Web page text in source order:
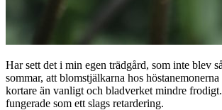
Har sett det i min egen trädgård, som inte blev
sommar, att blomstjälkarna hos
kortare än vanligt och bladverket mindre
fungerade som ett slags retardering.